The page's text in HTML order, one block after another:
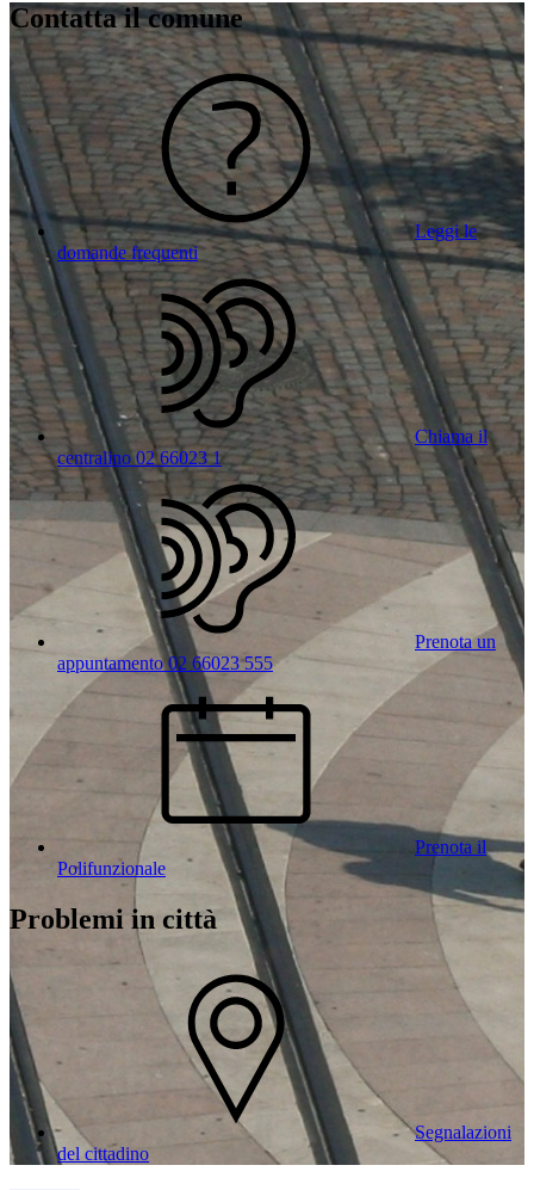
Contatta il comune
Leggi le
domande frequenti
Chiama il
centralino 02 66023 1
Prenota un
appuntamento 02 66023 555
Prenota il
Polifunzionale
Problemi in città
Segnalazioni
del cittadino